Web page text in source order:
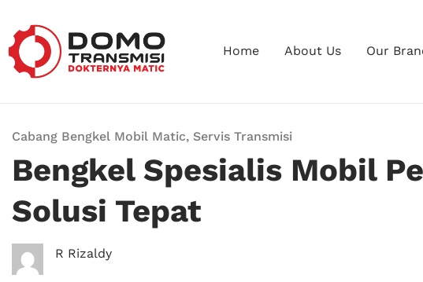
Home About Us Our
Cabang Bengkel Mobil Matic, Servis Transmisi
Bengkel Spesialis Mobil
Solusi Tepat
R Rizaldy